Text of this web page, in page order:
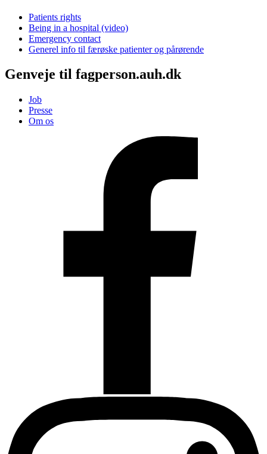
Patients rights
Being in a hospital (video)
Emergency contact
Generel info til færøske patienter og pårørende
Genveje til fagperson.auh.dk
Job
Presse
Om os